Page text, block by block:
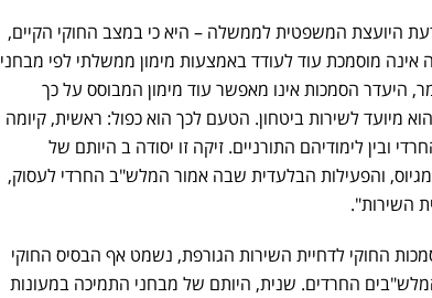
היועצת המשפטית לממשלה – היא כי במצב החוקי הקיים,
הדין ונוכח פקיעת פרק ג',1 המדינה אינה מוסמכת עוד לעודד באמצעות מימון ממשלתי לפי מבחני
היעדר הסמכות אינו מאפשר עוד מימון המבוסס על כך
מיועד לשירות ביטחון. הטעם לכך הוא כפול: ראשית, קיומה
ובין לימודיהם התורניים. זיקה זו יסודה ב היותם של
מגיוס, והפעילות הבלעדית שבה אמור המלש"ב החרדי לעסוק,
השירות".
החוקי לדחיית השירות הגורפת, נשמט אף הבסיס החוקי
החרדים. שנית, היותם של מבחני התמיכה במעונות